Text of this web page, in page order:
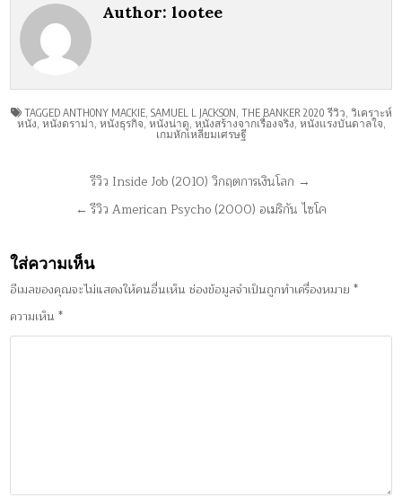
Author:lootee
TAGGED ANTHONY MACKIE, SAMUEL L JACKSON THE BANKER 2020 รีวิว วิเคราะห์
หนัง หนังดราม่า หนังธุรกิจ ,หนังน่าดู หนังสร้างจากเรื่องจริง หนังแรงบันดาลใจ
เกมหักเหลี่ยมเศรษฐี
แนะแนวรีวิว Inside Job (2010) วิกฤตการเงินโลก →
← รีวิว American Psycho (2000) อเมริกัน ไซโค
ใส่ความเห็น
อีเมลของคุณจะไม่แสดงให้คนอื่นเห็น ช่องข้อมูลจำเป็นถูกทำเครื่องหมาย*
ความเห็น*